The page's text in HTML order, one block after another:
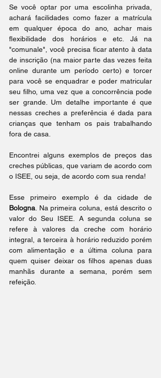
Se você optar por uma escolinha privada,
achará facilidades como fazer a matrícula
em qualquer época do ano, achar mais
flexibilidade dos horários e etc. Já na
"comunale", você precisa ficar atento à data
de inscrição (na maior parte das vezes feita
online durante um período certo) e torcer
para você se enquadrar e poder matricular
seu filho, uma vez que a concorrência pode
ser grande. Um detalhe importante é que
nessas creches a preferência é dada para
crianças que tenham os pais trabalhando
fora de casa.
Encontrei alguns exemplos de preços das
creches públicas, que variam de acordo com
o ISEE, ou seja, de acordo com sua renda!
Bologna . Na primeira coluna, está descrito o
valor do Seu ISEE. A segunda coluna se
refere à valores da creche com horário
integral, a terceira à horário reduzido porém
com alimentação e a última coluna para
quem quiser deixar os filhos apenas duas
manhãs durante a semana, porém sem
refeição.